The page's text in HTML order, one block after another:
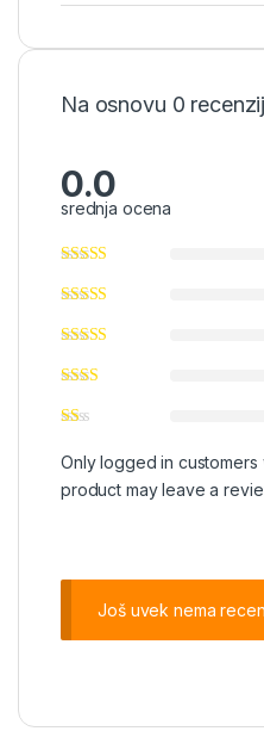
Na osnovu 0
0.0
srednja ocena
Only logged in
product may leave a
Još uvek nema